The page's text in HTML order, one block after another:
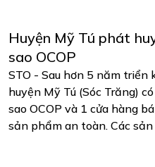
Huyện Mỹ Tú phát
sao OCOP
STO - Sau hơn 5 năm triển
huyện Mỹ Tú (Sóc Trăng)
sao OCOP và 1 cửa hàng
sản phẩm an toàn. Các sản